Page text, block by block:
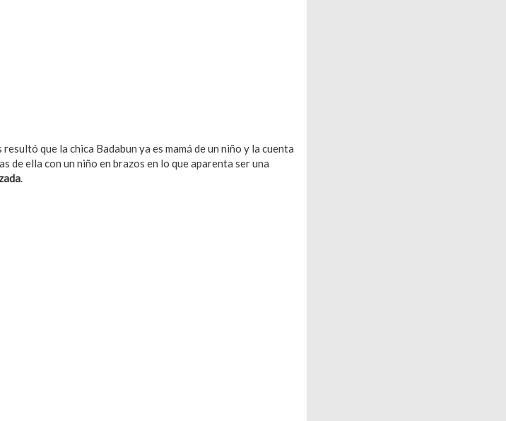
que la chica Badabun ya es mamá de un niño y la cuenta
de ella con un niño en brazos en lo que aparenta ser una
.